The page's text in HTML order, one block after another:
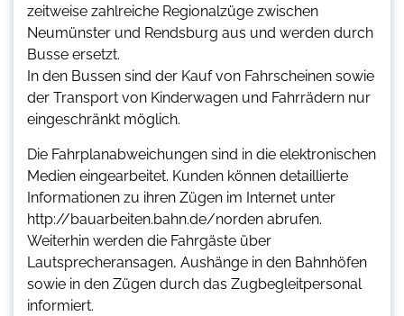
zeitweise zahlreiche Regionalzüge zwischen
Neumünster und Rendsburg aus und werden durch
Busse ersetzt.
In den Bussen sind der Kauf von Fahrscheinen sowie
der Transport von Kinderwagen und Fahrrädern nur
eingeschränkt möglich.
Die Fahrplanabweichungen sind in die elektronischen
Medien eingearbeitet. Kunden können detaillierte
Informationen zu ihren Zügen im Internet unter
http://bauarbeiten.bahn.de/norden abrufen.
Weiterhin werden die Fahrgäste über
Lautsprecheransagen, Aushänge in den Bahnhöfen
sowie in den Zügen durch das Zugbegleitpersonal
informiert.